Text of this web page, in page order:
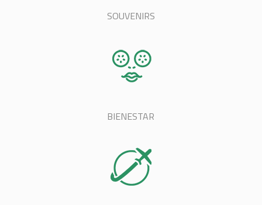
SOUVENIRS
BIENESTAR